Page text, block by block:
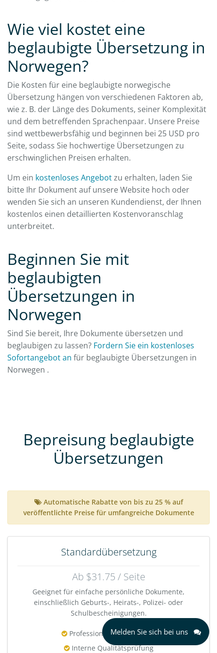
Wie viel kostet eine
beglaubigte Übersetzung in
Norwegen?
Die Kosten für eine beglaubigte norwegische
Übersetzung hängen von verschiedenen Faktoren ab,
wie z. B. der Länge des Dokuments, seiner Komplexität
und dem betreffenden Sprachenpaar. Unsere Preise
sind wettbewerbsfähig und beginnen bei 25 USD pro
Seite, sodass Sie hochwertige Übersetzungen zu
erschwinglichen Preisen erhalten.
Um ein kostenloses Angebotzu erhalten, laden Sie
bitte Ihr Dokument auf unsere Website hoch oder
wenden Sie sich an unseren Kundendienst, der Ihnen
kostenlos einen detaillierten Kostenvoranschlag
unterbreitet.
Beginnen Sie mit
beglaubigten
Übersetzungen in
Norwegen
Sind Sie bereit, Ihre Dokumente übersetzen und
beglaubigen zu lassen? Fordern Sie ein kostenloses
Sofortangebot an für beglaubigte Übersetzungen in
Norwegen .
Bepreisung beglaubigte
Übersetzungen
Automatische Rabatte von bis zu 25 % auf
veröffentlichte Preise für umfangreiche Dokumente
Standardübersetzung
Ab $31.75 / Seite
Geeignet für einfache persönliche Dokumente,
einschließlich Geburts-, Heirats-, Polizei- oder
Schulbescheinigungen.
Professioneller Übersetzer
Interne Qualitätsprüfung
Melden Sie sich bei uns